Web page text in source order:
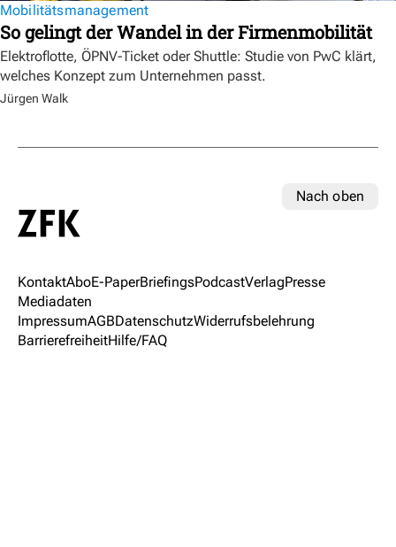
Mobilitätsmanagement
So gelingt der Wandel in der Firmenmobilität
Elektroflotte, ÖPNV-Ticket oder Shuttle: Studie von PwC klärt,
welches Konzept zum Unternehmen passt.
Jürgen Walk
Nach oben
KontaktAboE-PaperBriefingsPodcastVerlagPresse
Mediadaten
ImpressumAGBDatenschutzWiderrufsbelehrung
BarrierefreiheitHilfe/FAQ